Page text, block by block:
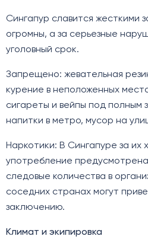
Сингапур славится жесткими
огромны, а за серьезные
уголовный срок.
Запрещено: жевательная
курение в неположенных
сигареты и вейпы под полным
напитки в метро, мусор на
Наркотики: В Сингапуре за их
употребление
следовые количества в
соседних странах могут
заключению.
Климат и экипировка